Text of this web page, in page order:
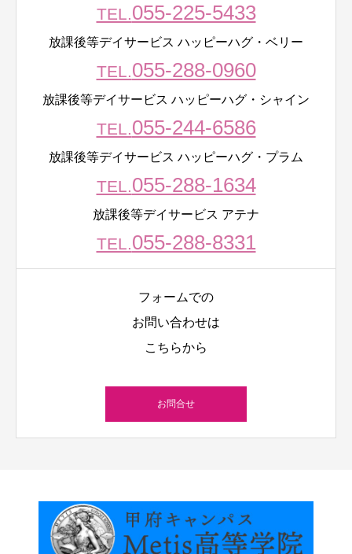
TEL.055-225-5433
放課後等デイサービス ハッピーハグ・ベリー
TEL.055-288-0960
放課後等デイサービス ハッピーハグ・シャイン
TEL.055-244-6586
放課後等デイサービス ハッピーハグ・プラム
TEL.055-288-1634
放課後等デイサービス アテナ
TEL.055-288-8331
フォームでの
お問い合わせは
こちらから
お問合せ